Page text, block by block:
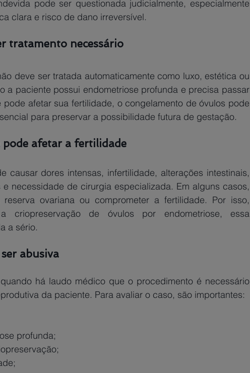
pode ser questionada judicialmente, especialmente
clara e risco de dano irreversível.
tratamento necessário
deve ser tratada automaticamente como luxo, estética ou
a paciente possui endometriose profunda e precisa passar
afetar sua fertilidade, o congelamento de óvulos pode
para preservar a possibilidade futura de gestação.
afetar a fertilidade
causar dores intensas, infertilidade, alterações intestinais,
necessidade de cirurgia especializada. Em alguns casos,
ovariana ou comprometer a fertilidade. Por isso,
de óvulos por endometriose, essa
a sério.
abusiva
há laudo médico que o procedimento é necessário
da paciente. Para avaliar o caso, são importantes:
profunda;